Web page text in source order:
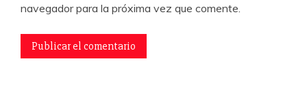
navegador para la próxima vez que comente.